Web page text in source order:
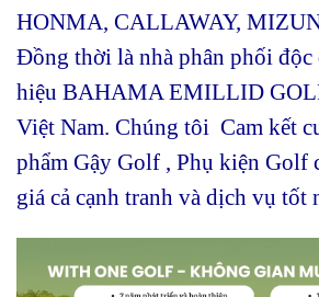
HONMA, CALLAWAY,
Đồng thời là nhà phân phối độc
hiệu BAHAMA EMILLID
Việt Nam. Chúng tôi Cam kết
phẩm Gậy Golf , Phụ kiện Golf
giá cả cạnh tranh và dịch vụ tốt